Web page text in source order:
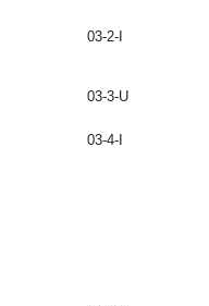
03-2-I
03-3-U
03-4-I